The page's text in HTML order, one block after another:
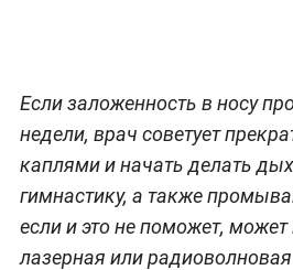
Если заложенность в носу
недели, врач советует
каплями и начать делать
гимнастику, а также
если и это не поможет,
лазерная или